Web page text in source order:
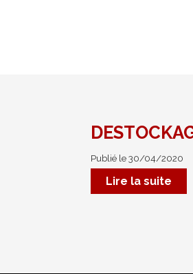
Publié le 30/04/2020
Lire la suite